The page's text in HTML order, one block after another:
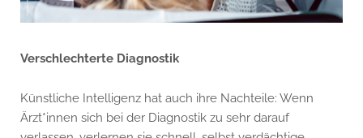
Verschlechterte Diagnostik
Künstliche Intelligenz hat auch ihre Nachteile: Wenn
Ärzt*innen sich bei der Diagnostik zu sehr darauf